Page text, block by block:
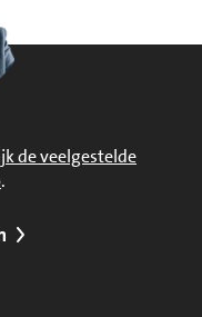
de veelgestelde
.